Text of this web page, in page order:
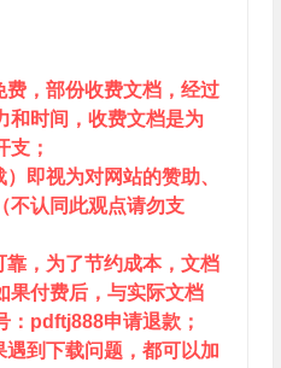
，部份收费文档，经过
和时间，收费文档是为
支；
即视为对网站的赞助、
不认同此观点请勿支
，为了节约成本，文档
果付费后，与实际文档
：pdftj888申请退款；
到下载问题，都可以加